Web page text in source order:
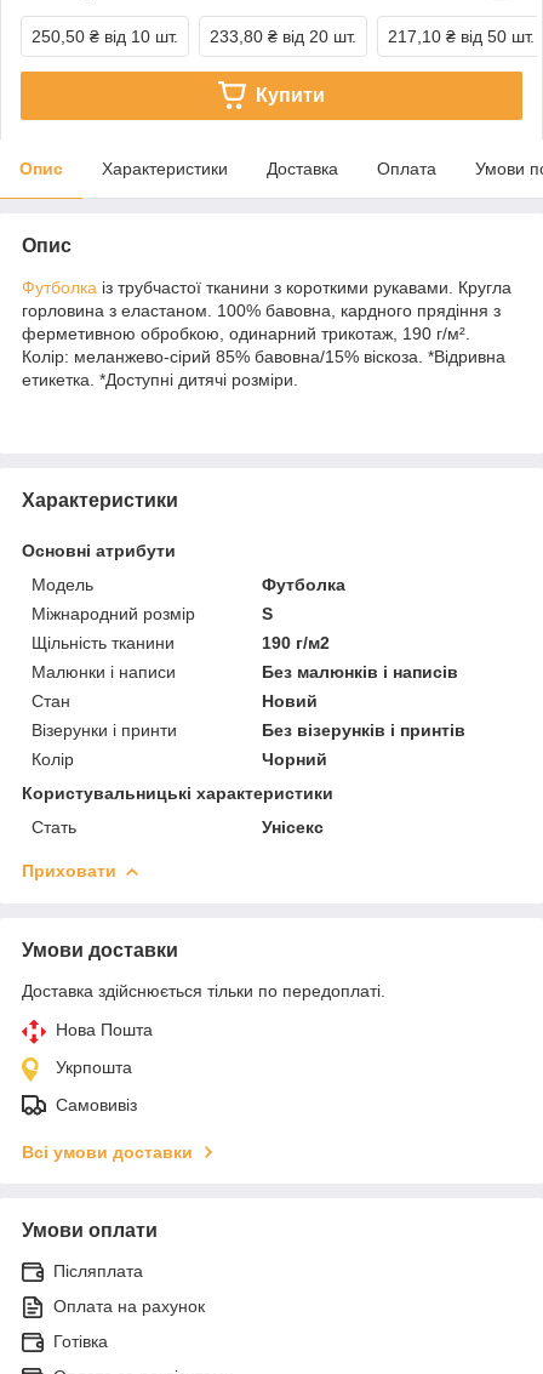
250,50 ₴ від 10 шт. 233,80 ₴ від 20 шт. 217,10 ₴ від 50 шт.
Купити
Опис Характеристики Доставка Оплата Умови
Опис
Футболка із трубчастої тканини з короткими рукавами. Кругла
горловина з еластаном. 100% бавовна, кардного прядіння з
ферметивною обробкою, одинарний трикотаж, 190 г/м².
Колір: меланжево-сірий 85% бавовна/15% віскоза. *Відривна
етикетка. *Доступні дитячі розміри.
Характеристики
Основні атрибути
Модель
Футболка
Міжнародний розмір
S
Щільність тканини
190 г/м2
Малюнки і написи
Без малюнків і написів
Стан
Новий
Візерунки і принти
Без візерунків і принтів
Колір
Чорний
Користувальницькі характеристики
Стать
Унісекс
Приховати
Умови доставки
Доставка здійснюється тільки по передоплаті.
Нова Пошта
Укрпошта
Самовивіз
Всі умови доставки
Умови оплати
Післяплата
Оплата на рахунок
Готівка